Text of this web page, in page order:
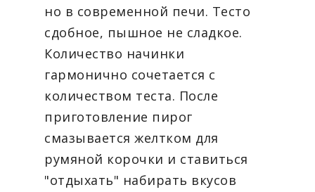
но в современной печи. Тесто
сдобное, пышное не сладкое.
Количество начинки
гармонично сочетается с
количеством теста. После
приготовление пирог
смазывается желтком для
румяной корочки и ставиться
"отдыхать" набирать вкусов